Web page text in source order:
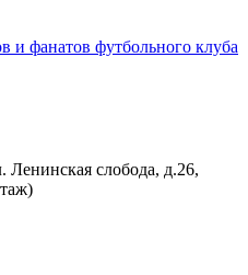
Ленинская слобода, д.26,